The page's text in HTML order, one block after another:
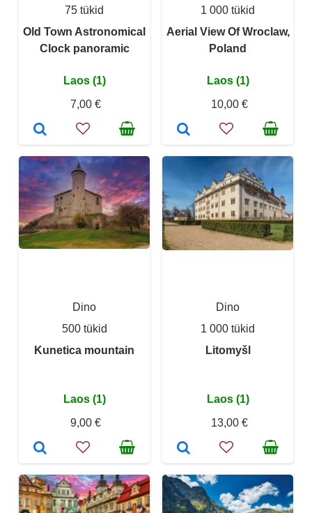
75 tükid
Old Town Astronomical
Clock panoramic
Laos (1)
7,00 €
1 000 tükid
Aerial View Of Wroclaw,
Poland
Laos (1)
10,00 €
Dino
500 tükid
Kunetica mountain
Laos (1)
9,00 €
Dino
1 000 tükid
Litomyšl
Laos (1)
13,00 €